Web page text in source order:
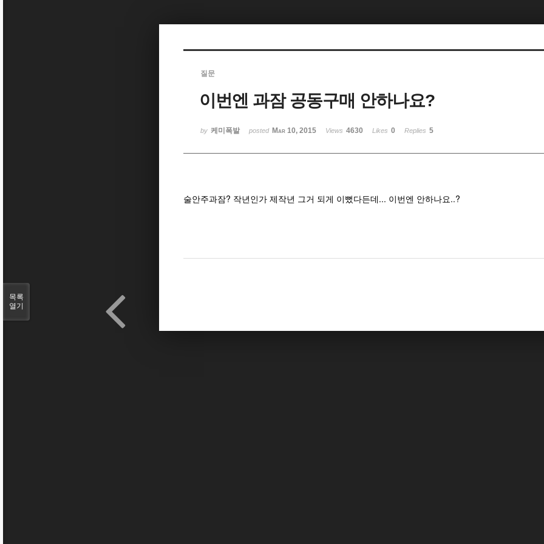
질문
이번엔 과잠 공동구매 안하나요?
by 케미폭발 posted Mar 10, 2015 Views 4630 Likes 0 Replies 5
술안주과잠? 작년인가 제작년 그거 되게 이뻤다든데... 이번엔 안하나요..?
목록
열기
Sketchbook5, 스케치북5
Sketchbook5, 스케치북5